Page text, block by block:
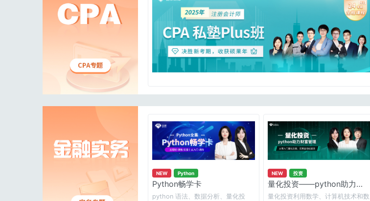
NEW Python
Python畅学卡
python 语法、数据分析、量化投
NEW 投资
量化投资——python助力财
富管理
量化投资利用数学、计算机技术和数